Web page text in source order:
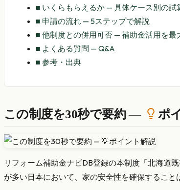
■ いくらもらえるか — 具体ケース別の試
■ 申請の流れ — 5ステップで解説
■ 他制度との併用可否 — 補助金活用を最
■ よくある質問 — Q&A
■ 参考・出典
この制度を30秒で要約 — ポ
リフォーム補助金ナビDB登録の本制度「北海道
が多い日本において、家の安全性を確保するこ